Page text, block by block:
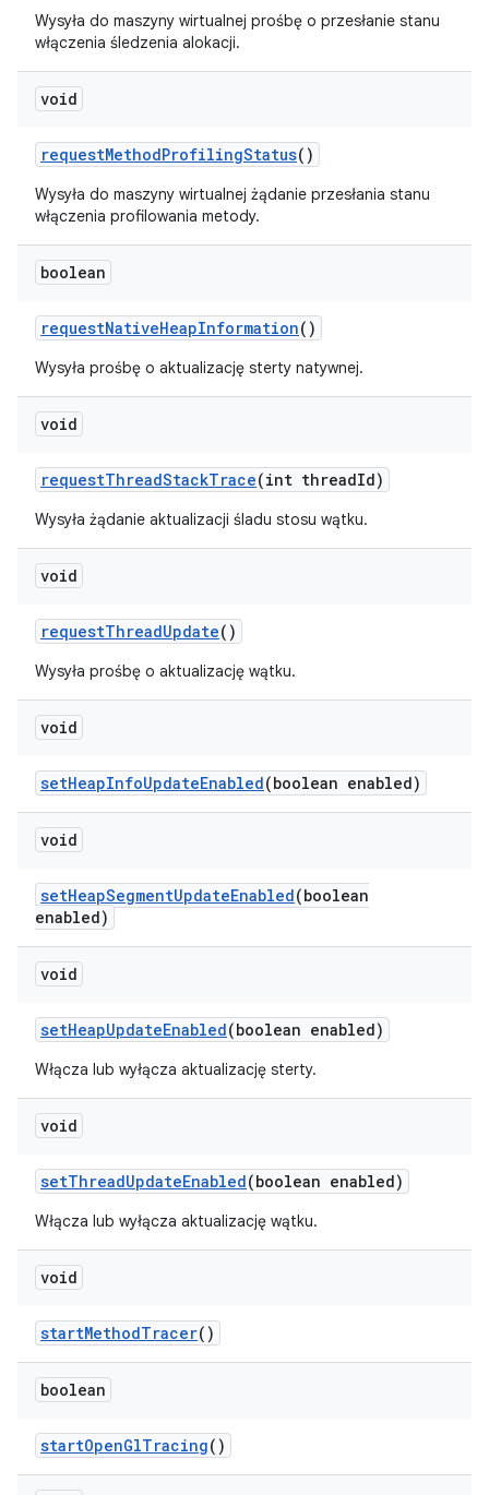
Wysyła do maszyny wirtualnej prośbę o przesłanie stanu
włączenia śledzenia alokacji.
void
requestMethodProfilingStatus()
Wysyła do maszyny wirtualnej żądanie przesłania stanu
włączenia profilowania metody.
boolean
requestNativeHeapInformation()
Wysyła prośbę o aktualizację sterty natywnej.
void
requestThreadStackTrace(int threadId)
Wysyła żądanie aktualizacji śladu stosu wątku.
void
requestThreadUpdate()
Wysyła prośbę o aktualizację wątku.
void
setHeapInfoUpdateEnabled(boolean enabled)
void
setHeapSegmentUpdateEnabled(boolean
enabled)
void
setHeapUpdateEnabled(boolean enabled)
Włącza lub wyłącza aktualizację sterty.
void
setThreadUpdateEnabled(boolean enabled)
Włącza lub wyłącza aktualizację wątku.
void
startMethodTracer()
boolean
startOpenGlTracing()